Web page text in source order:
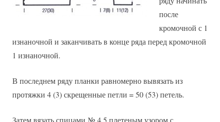
после
кромочной с 1
изнаночной и заканчивать в конце ряда перед кромочной
1 изнаночной.
В последнем ряду планки равномерно вывязать из
протяжки 4 (3) скрещенные петли = 50 (53) петель.
Затем вязать спицами № 4,5 плетеным узором с